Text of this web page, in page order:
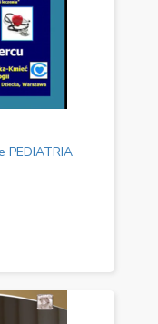
PEDIATRIA